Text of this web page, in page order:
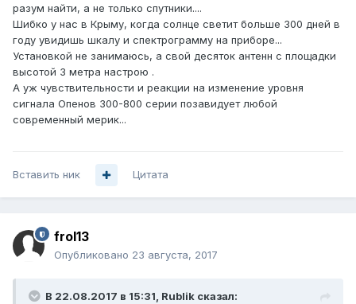
разум найти, а не только спутники....
Шибко у нас в Крыму, когда солнце светит больше 300 дней в
году увидишь шкалу и спектрограмму на приборе...
Установкой не занимаюсь, а свой десяток антенн с площадки
высотой 3 метра настрою .
А уж чувствительности и реакции на изменение уровня
сигнала Опенов 300-800 серии позавидует любой
современный мерик...
Вставить ник Цитата
frol13
Опубликовано 23 августа, 2017
В 22.08.2017 в 15:31, Rublik сказал: